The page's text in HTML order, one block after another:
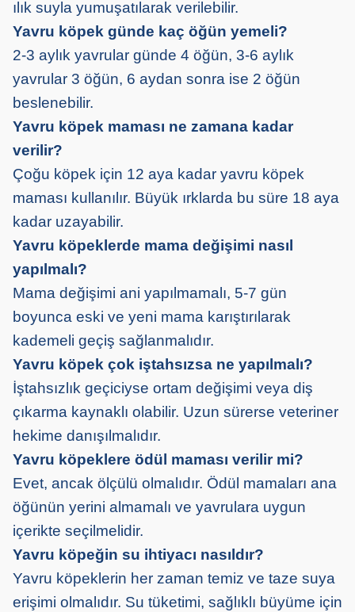
ılık suyla yumuşatılarak verilebilir.
Yavru köpek günde kaç öğün yemeli?
2-3 aylık yavrular günde 4 öğün, 3-6 aylık
yavrular 3 öğün, 6 aydan sonra ise 2 öğün
beslenebilir.
Yavru köpek maması ne zamana kadar
verilir?
Çoğu köpek için 12 aya kadar yavru köpek
maması kullanılır. Büyük ırklarda bu süre 18 aya
kadar uzayabilir.
Yavru köpeklerde mama değişimi nasıl
yapılmalı?
Mama değişimi ani yapılmamalı, 5-7 gün
boyunca eski ve yeni mama karıştırılarak
kademeli geçiş sağlanmalıdır.
Yavru köpek çok iştahsızsa ne yapılmalı?
İştahsızlık geçiciyse ortam değişimi veya diş
çıkarma kaynaklı olabilir. Uzun sürerse veteriner
hekime danışılmalıdır.
Yavru köpeklere ödül maması verilir mi?
Evet, ancak ölçülü olmalıdır. Ödül mamaları ana
öğünün yerini almamalı ve yavrulara uygun
içerikte seçilmelidir.
Yavru köpeğin su ihtiyacı nasıldır?
Yavru köpeklerin her zaman temiz ve taze suya
erişimi olmalıdır. Su tüketimi, sağlıklı büyüme için